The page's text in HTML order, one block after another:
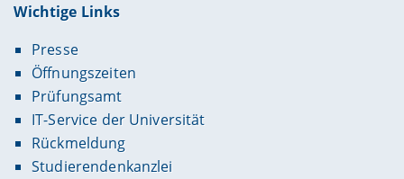
Wichtige Links
Presse
Öffnungszeiten
Prüfungsamt
IT-Service der Universität
Rückmeldung
Studierendenkanzlei